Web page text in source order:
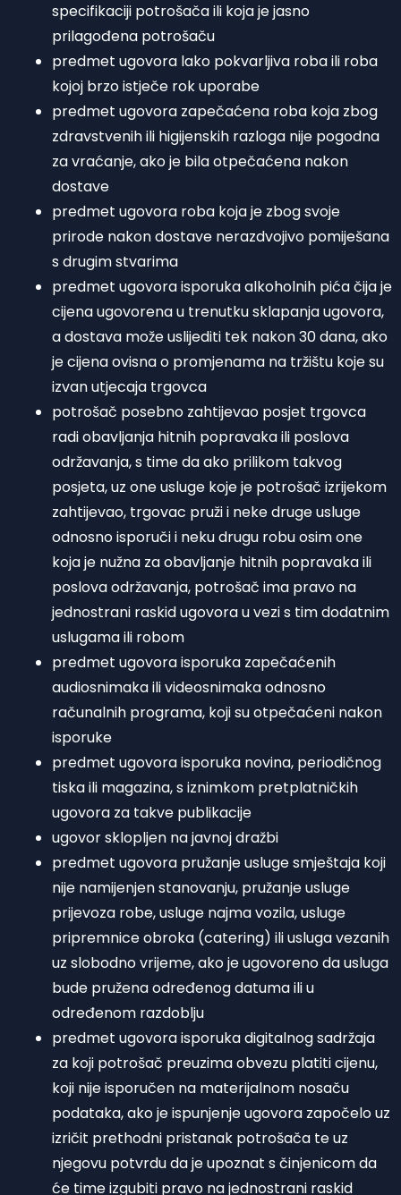
specifikaciji potrošača ili koja je jasno
prilagođena potrošaču
predmet ugovora lako pokvarljiva roba ili roba
kojoj brzo istječe rok uporabe
predmet ugovora zapečaćena roba koja zbog
zdravstvenih ili higijenskih razloga nije pogodna
za vraćanje, ako je bila otpečaćena nakon
dostave
predmet ugovora roba koja je zbog svoje
prirode nakon dostave nerazdvojivo pomiješana
s drugim stvarima
predmet ugovora isporuka alkoholnih pića čija je
cijena ugovorena u trenutku sklapanja ugovora,
a dostava može uslijediti tek nakon 30 dana, ako
je cijena ovisna o promjenama na tržištu koje su
izvan utjecaja trgovca
potrošač posebno zahtijevao posjet trgovca
radi obavljanja hitnih popravaka ili poslova
održavanja, s time da ako prilikom takvog
posjeta, uz one usluge koje je potrošač izrijekom
zahtijevao, trgovac pruži i neke druge usluge
odnosno isporuči i neku drugu robu osim one
koja je nužna za obavljanje hitnih popravaka ili
poslova održavanja, potrošač ima pravo na
jednostrani raskid ugovora u vezi s tim dodatnim
uslugama ili robom
predmet ugovora isporuka zapečaćenih
audiosnimaka ili videosnimaka odnosno
računalnih programa, koji su otpečaćeni nakon
isporuke
predmet ugovora isporuka novina, periodičnog
tiska ili magazina, s iznimkom pretplatničkih
ugovora za takve publikacije
ugovor sklopljen na javnoj dražbi
predmet ugovora pružanje usluge smještaja koji
nije namijenjen stanovanju, pružanje usluge
prijevoza robe, usluge najma vozila, usluge
pripremnice obroka (catering) ili usluga vezanih
uz slobodno vrijeme, ako je ugovoreno da usluga
bude pružena određenog datuma ili u
određenom razdoblju
predmet ugovora isporuka digitalnog sadržaja
za koji potrošač preuzima obvezu platiti cijenu,
koji nije isporučen na materijalnom nosaču
podataka, ako je ispunjenje ugovora započelo uz
izričit prethodni pristanak potrošača te uz
njegovu potvrdu da je upoznat s činjenicom da
će time izgubiti pravo na jednostrani raskid